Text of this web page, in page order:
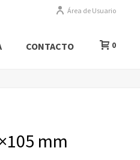
Área de Usuario
CONTACTO 0
mm